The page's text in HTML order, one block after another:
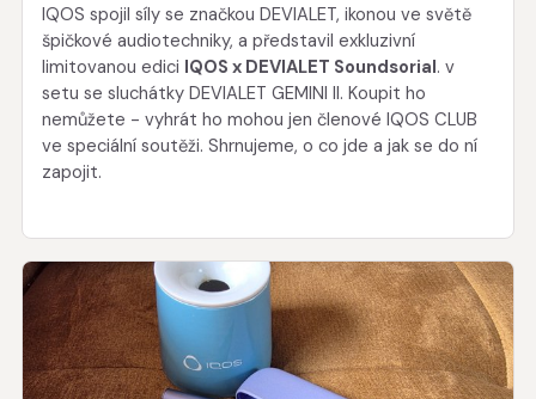
IQOS spojil síly se značkou DEVIALET, ikonou ve světě
špičkové audiotechniky, a představil exkluzivní
limitovanou edici IQOS x DEVIALET Soundsorial. v
setu se sluchátky DEVIALET GEMINI II. Koupit ho
nemůžete - vyhrát ho mohou jen členové IQOS CLUB
ve speciální soutěži. Shrnujeme, o co jde a jak se do ní
zapojit.